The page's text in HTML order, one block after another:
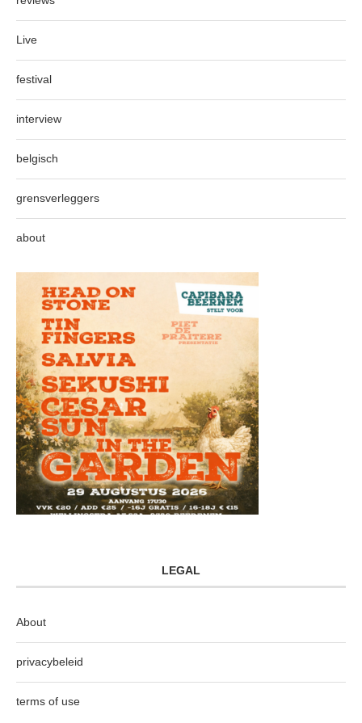
Live
festival
interview
belgisch
grensverleggers
about
LEGAL
About
privacybeleid
terms of use